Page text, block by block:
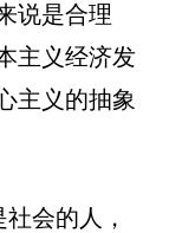
说是合理
主义经济发
主义的抽象
会的人，